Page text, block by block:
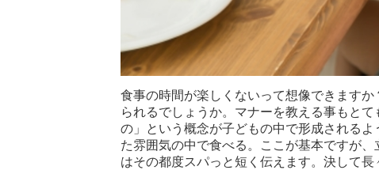
食事の時間が楽しくないって想像できます
られるでしょうか。マナーを教える事もと
の」という概念が子どもの中で形成される
た雰囲気の中で食べる。ここが基本ですが
はその都度スパっと短く伝えます。決して